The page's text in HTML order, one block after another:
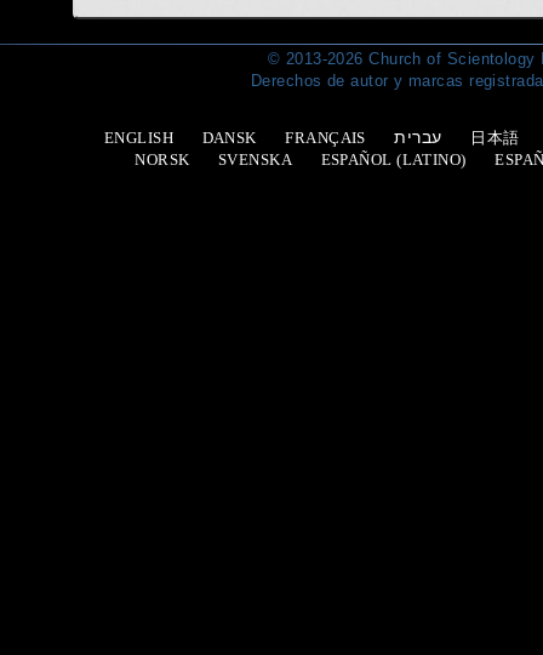
© 2013-2026 Church of
Derechos de autor y marcas
ENGLISH DANSK FRANÇAIS עברית
日本語
NORSK
SVENSKA ESPAÑOL (LATINO)